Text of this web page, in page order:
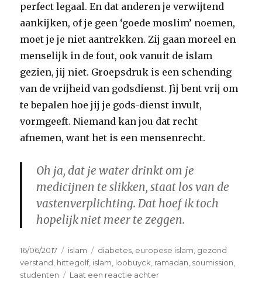
perfect legaal. En dat anderen je verwijtend
aankijken, of je geen ‘goede moslim’ noemen,
moet je je niet aantrekken. Zij gaan moreel en
menselijk in de fout, ook vanuit de islam
gezien, jij niet. Groepsdruk is een schending
van de vrijheid van godsdienst. Jìj bent vrij om
te bepalen hoe jij je gods-dienst invult,
vormgeeft. Niemand kan jou dat recht
afnemen, want het is een mensenrecht.
Oh ja, dat je water drinkt om je
medicijnen te slikken, staat los van de
vastenverplichting. Dat hoef ik toch
hopelijk niet meer te zeggen.
Geplaatst
op
16/06/2017 Categorieën
islam Tags
diabetes europese islam gezond
verstand hittegolf, islam loobuyck ramadan soumission
studenten
Laat een reactie achterop